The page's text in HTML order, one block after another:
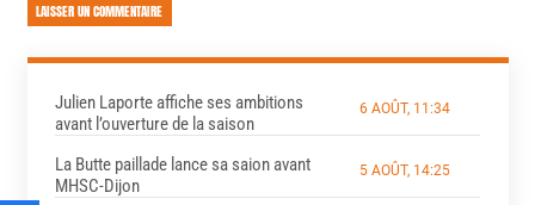
LAISSER UN COMMENTAIRE
Julien Laporte affiche ses ambitions
avant l’ouverture de la saison
6 AOÛT, 11:34
La Butte paillade lance sa saion avant
MHSC-Dijon
5 AOÛT, 14:25